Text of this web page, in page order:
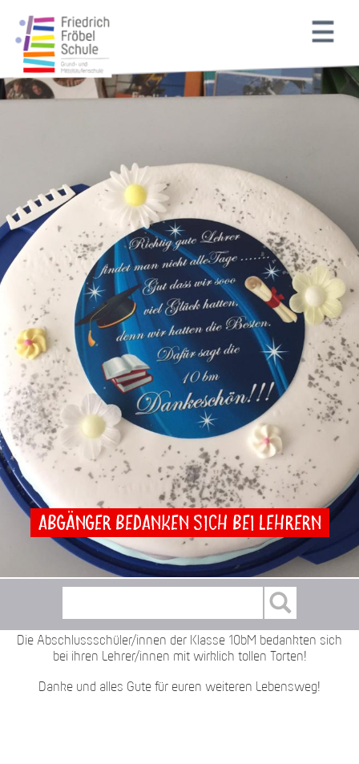
Abgänger bedanken sich bei Lehrern
Die Abschlussschüler/innen der Klasse 10bM bedankten sich
bei ihren Lehrer/innen mit wirklich tollen Torten!
Danke und alles Gute für euren weiteren Lebensweg!